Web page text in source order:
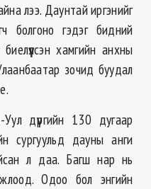
лээ. Даунтай иргэнийг
болгоно гэдэг бидний
хамгийн анхны
зочид буудал
дүүргийн 130 дугаар
сургуульд дауны анги
л даа. Багш нар нь
Одоо бол энгийн